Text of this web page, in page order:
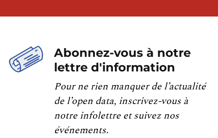
Abonnez-vous à notre
lettre d'information
Pour ne rien manquer de l’actualité
de l’open data, inscrivez-vous à
notre infolettre et suivez nos
événements.